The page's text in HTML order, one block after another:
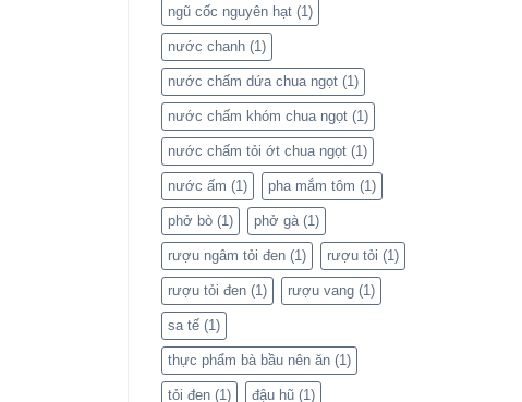
ngũ cốc nguyên hạt (1)
nước chanh (1)
nước chấm dứa chua ngọt (1)
nước chấm khóm chua ngọt (1)
nước chấm tỏi ớt chua ngọt (1)
nước ấm (1) pha mắm tôm (1)
phở bò (1) phở gà(1)
rượu ngâm tỏi đen (1) rượu tỏi (1)
rượu tỏi đen (1) rượu vang (1)
sa tế (1)
thực phẩm bà bầu nên ăn (1)
tỏi đen (1) đậu hũ (1)